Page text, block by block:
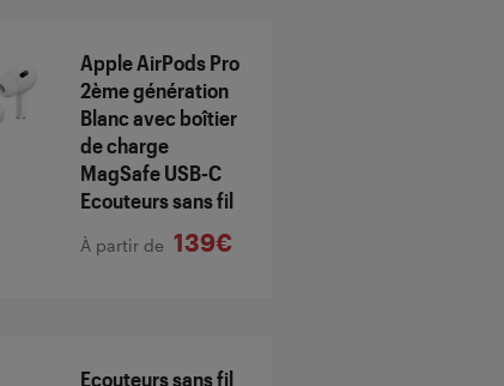
Apple AirPods Pro
2ème génération
Blanc avec boîtier
de charge
MagSafe USB‑C
Ecouteurs sans fil
À partir de 139€
Ecouteurs sans fil